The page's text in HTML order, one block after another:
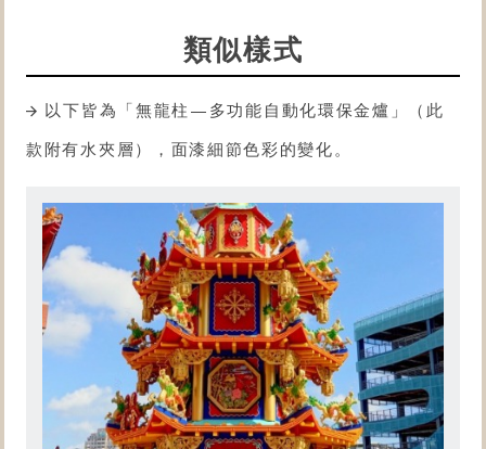
類似樣式
以下皆為「無龍柱—多功能自動化環保金爐 」（此
款附有水夾層），面漆細節色彩的變化。